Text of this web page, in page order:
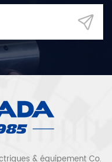
& équipement Co.